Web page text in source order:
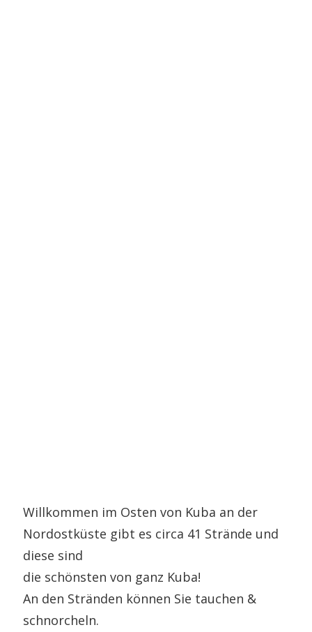
Willkommen im Osten von Kuba an der
Nordostküste gibt es circa 41 Strände und
diese sind
die schönsten von ganz Kuba!
An den Stränden können Sie tauchen &
schnorcheln.